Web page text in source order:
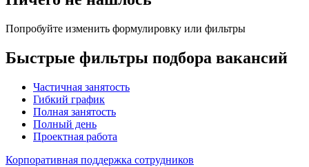
Попробуйте изменить формулировку или фильтры
Быстрые фильтры подбора вакансий
Частичная занятость
Гибкий график
Полная занятость
Полный день
Проектная работа
Корпоративная поддержка сотрудников